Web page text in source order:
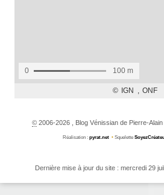
©2006-2026 , Blog Vénissian de Pierre-Alain
Réalisation : pyrat.net • Squelette
Dernière mise à jour du site : mercredi 29